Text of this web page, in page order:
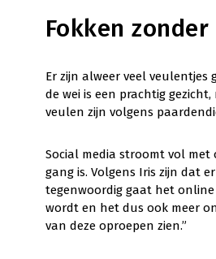
Fokken
Er zijn alweer veel veulentjes
de wei is een prachtig
veulen zijn volgens
Social media stroomt vol
gang is. Volgens Iris zijn dat
tegenwoordig gaat het online
wordt en het dus ook meer
van deze oproepen zien.”